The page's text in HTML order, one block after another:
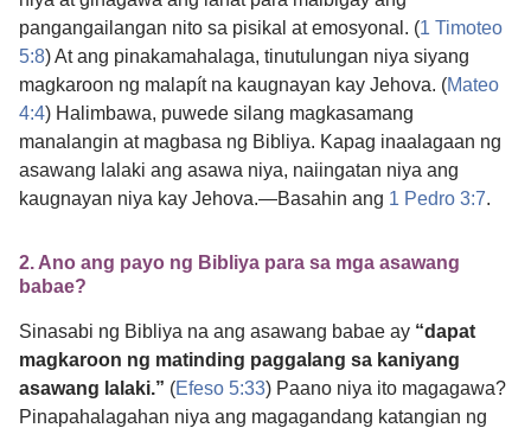
pangangailangan nito sa pisikal at emosyonal. (1 Timoteo
5:8) At ang pinakamahalaga, tinutulungan niya siyang
magkaroon ng malapít na kaugnayan kay Jehova. (Mateo
4:4) Halimbawa, puwede silang magkasamang
manalangin at magbasa ng Bibliya. Kapag inaalagaan ng
asawang lalaki ang asawa niya, naiingatan niya ang
kaugnayan niya kay Jehova.​—Basahin ang 1 Pedro 3:7.
2. Ano ang payo ng Bibliya para sa mga asawang
babae?
Sinasabi ng Bibliya na ang asawang babae ay “dapat
magkaroon ng matinding paggalang sa kaniyang
asawang lalaki.” (Efeso 5:33) Paano niya ito magagawa?
Pinapahalagahan niya ang magagandang katangian ng